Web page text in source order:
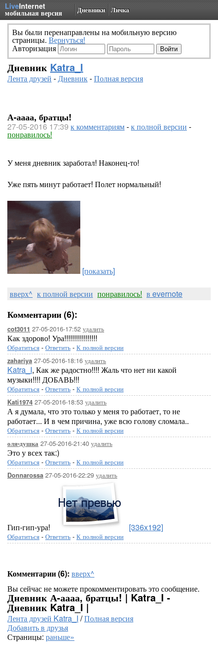
LiveInternet
мобильная версия Дневники Личка
Вы были перенаправлены на мобильную версию
страницы. Вернуться!
Авторизация
Дневник Katra_I
Лента друзей -Дневник-Полная версия
А-аааа, братцы!
27-05-2016 17:39 к комментариям-к полной версии -
понравилось!
У меня дневник заработал! Наконец-то!
Уже пять минут работает! Полет нормальный!
[показать]
вверх^ к полной версии понравилось! в evernote
Комментарии (6):
cot3011 27-05-2016-17:52 удалить
Как здорово! Ура!!!!!!!!!!!!!!!!!
Обратиться - Ответить - К полной версии
zahariya 27-05-2016-18:16 удалить
Katra_I, Как же радостно!!!! Жаль что нет ни какой
музыки!!!! ДОБАВЬ!!!
Обратиться - Ответить - К полной версии
Kati1974 27-05-2016-18:53 удалить
А я думала, что это только у меня то работает, то не
работает... И в чем причина, уже всю голову сломала..
Обратиться - Ответить - К полной версии
оля-душка 27-05-2016-21:40 удалить
Это у всех так:)
Обратиться - Ответить - К полной версии
Donnarossa 27-05-2016-22:29 удалить
Гип-гип-ура! [336x192]
Обратиться - Ответить - К полной версии
Комментарии (6): вверх^
Вы сейчас не можете прокомментировать это сообщение.
Дневник А-аааа, братцы! | Katra_I -
Дневник Katra_I |
Лента друзей Katra_I /Полная версия
Добавить в друзья
Страницы: раньше»